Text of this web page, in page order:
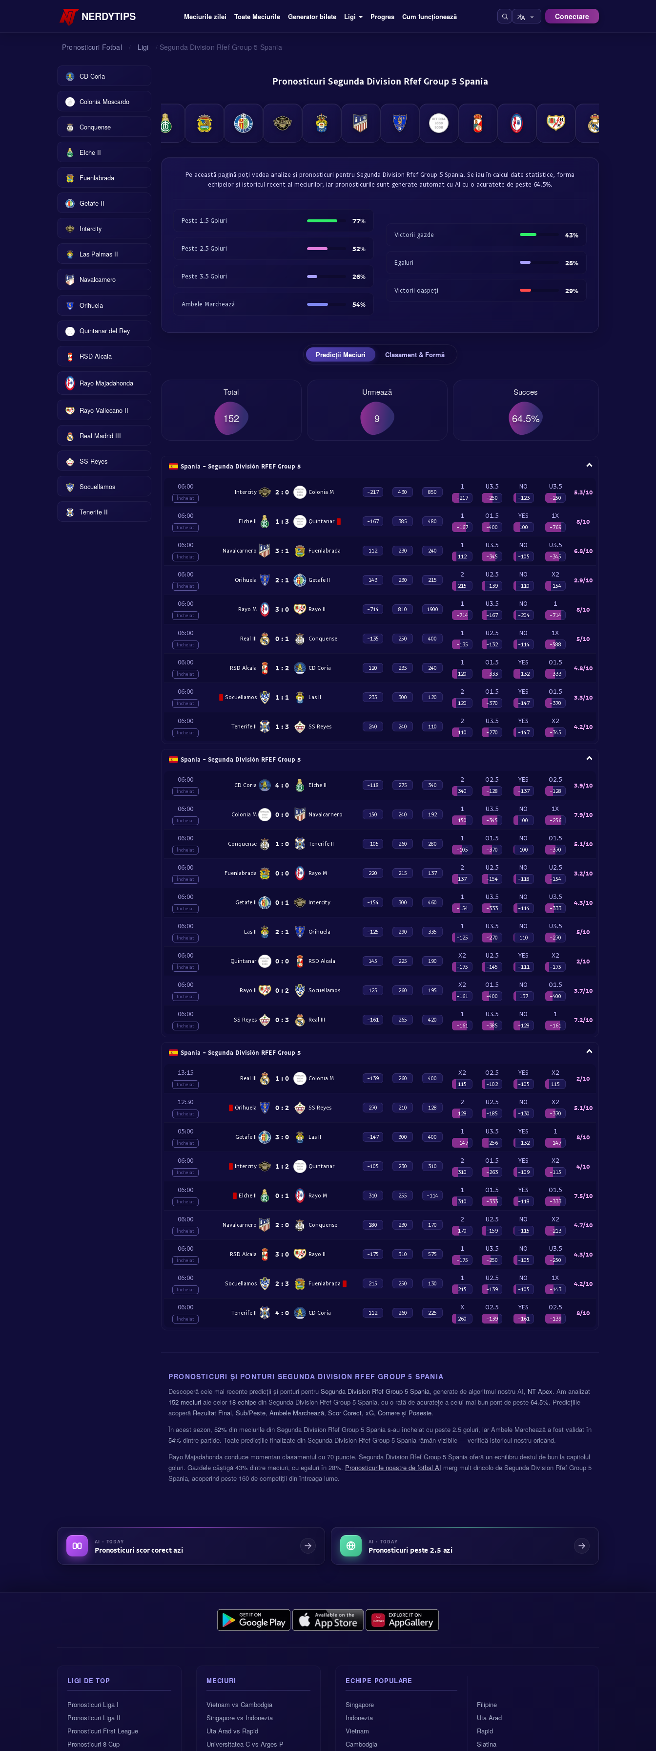
NERDYTIPS Meciurile zilei Toate Meciurile Generator bilete Ligi Progres Cum funcționează Conectare
Pronosticuri Fotbal / Ligi / Segunda Division Rfef Group 5 Spania
CD Coria
Colonia Moscardo
Conquense
Elche II
Fuenlabrada
Getafe II
Intercity
Las Palmas II
Navalcarnero
Orihuela
Quintanar del Rey
RSD Alcala
Rayo Majadahonda
Rayo Vallecano II
Real Madrid III
SS Reyes
Socuellamos
Tenerife II
Pronosticuri Segunda Division Rfef Group 5 Spania
Pe această pagină poți vedea analize și pronosticuri pentru Segunda Division Rfef Group 5 Spania. Se iau în calcul date statistice, forma
echipelor și istoricul recent al meciurilor, iar pronosticurile sunt generate automat cu AI cu o acuratete de peste 64.5%.
Peste 1.5 Goluri 77%
Peste 2.5 Goluri 52%
Peste 3.5 Goluri 26%
Ambele Marchează 54%
Victorii gazde 43%
Egaluri 28%
Victorii oaspeți 29%
Predicții Meciuri Clasament & Formă
Total
152
Urmează
9
Succes
64.5%
Spania - Segunda División RFEF Group 5
06:00
Încheiat
Intercity 2 : 0 Colonia M -217 430 850
1
-217
U3.5
-250
NO
-123
U3.5
-250
5.3/10
06:00
Încheiat
Elche II 1 : 3 Quintanar -167 385 480
1
-167
O1.5
-400
YES
100
1X
-769
8/10
06:00
Încheiat
Navalcarnero 3 : 1 Fuenlabrada 112 230 240
1
112
U3.5
-345
NO
-105
U3.5
-345
6.8/10
06:00
Încheiat
Orihuela 2 : 1 Getafe II 143 230 215
2
215
U2.5
-139
NO
-110
X2
-154
2.9/10
06:00
Încheiat
Rayo M 3 : 0 Rayo II -714 810 1900
1
-714
U3.5
-167
NO
-204
1
-714
8/10
06:00
Încheiat
Real III 0 : 1 Conquense -135 250 400
1
-135
U2.5
-132
NO
-114
1X
-588
5/10
06:00
Încheiat
RSD Alcala 1 : 2 CD Coria 120 235 240
1
120
O1.5
-333
YES
-132
O1.5
-333
4.8/10
06:00
Încheiat
Socuellamos 1 : 1 Las II 235 300 120
2
120
O1.5
-370
YES
-147
O1.5
-370
3.3/10
06:00
Încheiat
Tenerife II 1 : 3 SS Reyes 240 240 110
2
110
U3.5
-270
YES
-147
X2
-345
4.2/10
Spania - Segunda División RFEF Group 5
06:00
Încheiat
CD Coria 4 : 0 Elche II -118 275 340
2
340
O2.5
-128
YES
-137
O2.5
-128
3.9/10
06:00
Încheiat
Colonia M 0 : 0 Navalcarnero 150 240 192
1
150
U3.5
-345
NO
100
1X
-256
7.9/10
06:00
Încheiat
Conquense 1 : 0 Tenerife II -105 260 280
1
-105
O1.5
-370
NO
100
O1.5
-370
5.1/10
06:00
Încheiat
Fuenlabrada 0 : 0 Rayo M 220 215 137
2
137
U2.5
-154
NO
-118
U2.5
-154
3.2/10
06:00
Încheiat
Getafe II 0 : 1 Intercity -154 300 460
1
-154
U3.5
-333
NO
-114
U3.5
-333
4.3/10
06:00
Încheiat
Las II 2 : 1 Orihuela -125 290 335
1
-125
U3.5
-270
NO
110
U3.5
-270
5/10
06:00
Încheiat
Quintanar 0 : 0 RSD Alcala 145 225 190
X2
-175
U2.5
-145
YES
-111
X2
-175
2/10
06:00
Încheiat
Rayo II 0 : 2 Socuellamos 125 260 195
X2
-161
O1.5
-400
NO
137
O1.5
-400
3.7/10
06:00
Încheiat
SS Reyes 0 : 3 Real III -161 265 420
1
-161
U3.5
-385
NO
-128
1
-161
7.2/10
Spania - Segunda División RFEF Group 5
13:15
Încheiat
Real III 1 : 0 Colonia M -139 260 400
X2
115
O2.5
-102
YES
-105
X2
115
2/10
12:30
Încheiat
Orihuela 0 : 2 SS Reyes 270 210 128
2
128
U2.5
-185
NO
-130
X2
-370
5.1/10
05:00
Încheiat
Getafe II 3 : 0 Las II -147 300 400
1
-147
U3.5
-256
YES
-132
1
-147
8/10
06:00
Încheiat
Intercity 1 : 2 Quintanar -105 230 310
2
310
O1.5
-263
YES
-109
X2
-115
4/10
06:00
Încheiat
Elche II 0 : 1 Rayo M 310 255 -114
1
310
O1.5
-333
YES
-118
O1.5
-333
7.5/10
06:00
Încheiat
Navalcarnero 2 : 0 Conquense 180 230 170
2
170
U2.5
-159
NO
-115
X2
-213
4.7/10
06:00
Încheiat
RSD Alcala 3 : 0 Rayo II -175 310 575
1
-175
U3.5
-250
NO
-105
U3.5
-250
4.3/10
06:00
Încheiat
Socuellamos 2 : 3 Fuenlabrada 215 250 130
1
215
U2.5
-139
NO
-105
1X
-143
4.2/10
06:00
Încheiat
Tenerife II 4 : 0 CD Coria 112 260 225
X
260
O2.5
-139
YES
-161
O2.5
-139
8/10
PRONOSTICURI ȘI PONTURI SEGUNDA DIVISION RFEF GROUP 5 SPANIA
Descoperă cele mai recente predicții și ponturi pentru Segunda Division Rfef Group 5 Spania, generate de algoritmul nostru AI, NT Apex. Am analizat
152 meciuri ale celor 18 echipe din Segunda Division Rfef Group 5 Spania, cu o rată de acuratețe a celui mai bun pont de peste 64.5%. Predicțiile
acoperă Rezultat Final, Sub/Peste, Ambele Marchează, Scor Corect, xG, Cornere și Posesie.
În acest sezon, 52% din meciurile din Segunda Division Rfef Group 5 Spania s-au încheiat cu peste 2.5 goluri, iar Ambele Marchează a fost validat în
54% dintre partide. Toate predicțiile finalizate din Segunda Division Rfef Group 5 Spania rămân vizibile — verifică istoricul nostru oricând.
Rayo Majadahonda conduce momentan clasamentul cu 70 puncte. Segunda Division Rfef Group 5 Spania oferă un echilibru destul de bun la capitolul
goluri. Gazdele câștigă 43% dintre meciuri, cu egaluri în 28%. Pronosticurile noastre de fotbal AI merg mult dincolo de Segunda Division Rfef Group 5
Spania, acoperind peste 160 de competiții din întreaga lume.
AI · TODAY
Pronosticuri scor corect azi
AI · TODAY
Pronosticuri peste 2.5 azi
LIGI DE TOP
Pronosticuri Liga I
Pronosticuri Liga II
Pronosticuri First League
Pronosticuri 8 Cup
MECIURI
Vietnam vs Cambodgia
Singapore vs Indonezia
Uta Arad vs Rapid
Universitatea C vs Arges P
ECHIPE POPULARE
Singapore
Indonezia
Vietnam
Cambodgia
Filipine
Uta Arad
Rapid
Slatina